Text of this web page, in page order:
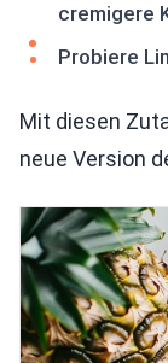
cremigere
Probiere
Mit diesen
neue Version